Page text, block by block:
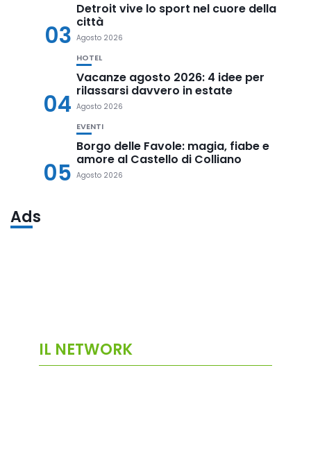
03
Detroit vive lo sport nel cuore della
città
Agosto 2026
04
HOTEL
Vacanze agosto 2026: 4 idee per
rilassarsi davvero in estate
Agosto 2026
05
EVENTI
Borgo delle Favole: magia, fiabe e
amore al Castello di Colliano
Agosto 2026
Ads
IL NETWORK